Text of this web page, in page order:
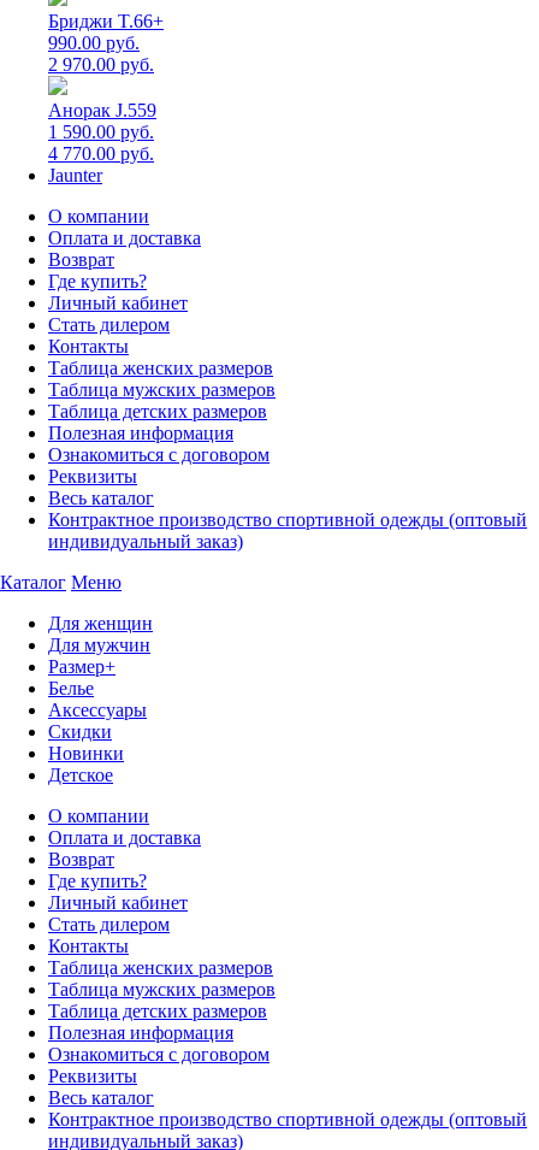
Бриджи T.66+
990.00 руб.
2 970.00 руб.
Анорак J.559
1 590.00 руб.
4 770.00 руб.
Jaunter
О компании
Оплата и доставка
Возврат
Где купить?
Личный кабинет
Стать дилером
Контакты
Таблица женских размеров
Таблица мужских размеров
Таблица детских размеров
Полезная информация
Ознакомиться с договором
Реквизиты
Весь каталог
Контрактное производство спортивной одежды (оптовый
индивидуальный заказ)
Каталог Меню
Для женщин
Для мужчин
Размер+
Белье
Аксессуары
Скидки
Новинки
Детское
О компании
Оплата и доставка
Возврат
Где купить?
Личный кабинет
Стать дилером
Контакты
Таблица женских размеров
Таблица мужских размеров
Таблица детских размеров
Полезная информация
Ознакомиться с договором
Реквизиты
Весь каталог
Контрактное производство спортивной одежды (оптовый
индивидуальный заказ)